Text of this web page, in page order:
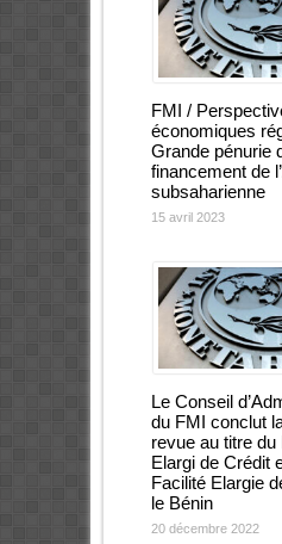
FMI /
économiques
Grande pénurie
financement de
subsaharienne
15 avril 2023
Le Conseil
du FMI conclut
revue au titre
Elargi de Crédit
Facilité Elargie
le Bénin
20 décembre 2022